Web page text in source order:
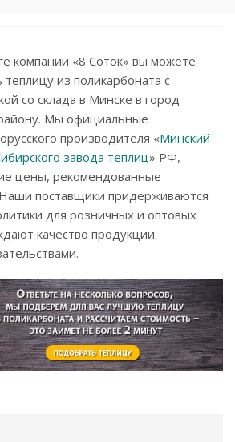
компании «8 Соток» вы можете
теплицу из поликарбоната с
со склада в Минске в город
Мы официальные
производителя «Минский
завода теплиц» РФ,
цены, рекомендованные
поставщики придерживаются
для розничных и оптовых
качество продукции